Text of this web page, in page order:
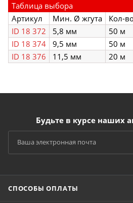
Таблица выбора
Артикул
Мин. Ø жгута
Кол-
ID 18 372
5,8 мм
50 м
ID 18 374
9,5 мм
50 м
ID 18 376
11,5 мм 20 м
Будьте в курсе наших
СПОСОБЫ ОПЛАТЫ